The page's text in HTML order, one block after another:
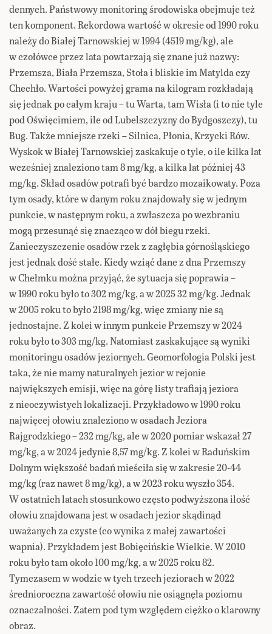
dennych. Państwowy monitoring środowiska obejmuje też
ten komponent. Rekordowa wartość w okresie od 1990 roku
należy do Białej Tarnowskiej w 1994 (4519 mg/kg), ale
w czołówce przez lata powtarzają się znane już nazwy:
Przemsza, Biała Przemsza, Stoła i bliskie im Matylda czy
Chechło. Wartości powyżej grama na kilogram rozkładają
się jednak po całym kraju – tu Warta, tam Wisła (i to nie tyle
pod Oświęcimiem, ile od Lubelszczyzny do Bydgoszczy), tu
Bug. Także mniejsze rzeki – Silnica, Płonia, Krzycki Rów.
Wyskok w Białej Tarnowskiej zaskakuje o tyle, o ile kilka lat
wcześniej znaleziono tam 8 mg/kg, a kilka lat później 43
mg/kg. Skład osadów potrafi być bardzo mozaikowaty. Poza
tym osady, które w danym roku znajdowały się w jednym
punkcie, w następnym roku, a zwłaszcza po wezbraniu
mogą przesunąć się znacząco w dół biegu rzeki.
Zanieczyszczenie osadów rzek z zagłębia górnośląskiego
jest jednak dość stałe. Kiedy wziąć dane z dna Przemszy
w Chełmku można przyjąć, że sytuacja się poprawia –
w 1990 roku było to 302 mg/kg, a w 2025 32 mg/kg. Jednak
w 2005 roku to było 2198 mg/kg, więc zmiany nie są
jednostajne. Z kolei w innym punkcie Przemszy w 2024
roku było to 303 mg/kg. Natomiast zaskakujące są wyniki
monitoringu osadów jeziornych. Geomorfologia Polski jest
taka, że nie mamy naturalnych jezior w rejonie
największych emisji, więc na górę listy trafiają jeziora
z nieoczywistych lokalizacji. Przykładowo w 1990 roku
najwięcej ołowiu znaleziono w osadach Jeziora
Rajgrodzkiego – 232 mg/kg, ale w 2020 pomiar wskazał 27
mg/kg, a w 2024 jedynie 8,57 mg/kg. Z kolei w Raduńskim
Dolnym większość badań mieściła się w zakresie 20-44
mg/kg (raz nawet 8 mg/kg), a w 2023 roku wyszło 354.
W ostatnich latach stosunkowo często podwyższona ilość
ołowiu znajdowana jest w osadach jezior skądinąd
uważanych za czyste (co wynika z małej zawartości
wapnia). Przykładem jest Bobięcińskie Wielkie. W 2010
roku było tam około 100 mg/kg, a w 2025 roku 82.
Tymczasem w wodzie w tych trzech jeziorach w 2022
średnioroczna zawartość ołowiu nie osiągnęła poziomu
oznaczalności. Zatem pod tym względem ciężko o klarowny
obraz.